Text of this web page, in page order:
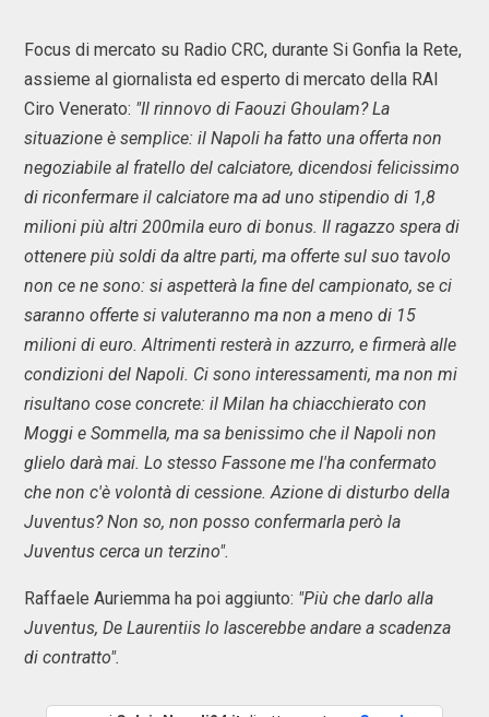
Focus di mercato su Radio CRC, durante Si Gonfia la Rete,
assieme al giornalista ed esperto di mercato della RAI
Ciro Venerato: "Il rinnovo di Faouzi Ghoulam? La
situazione è semplice: il Napoli ha fatto una offerta non
negoziabile al fratello del calciatore, dicendosi felicissimo
di riconfermare il calciatore ma ad uno stipendio di 1,8
milioni più altri 200mila euro di bonus. Il ragazzo spera di
ottenere più soldi da altre parti, ma offerte sul suo tavolo
non ce ne sono: si aspetterà la fine del campionato, se ci
saranno offerte si valuteranno ma non a meno di 15
milioni di euro. Altrimenti resterà in azzurro, e firmerà alle
condizioni del Napoli. Ci sono interessamenti, ma non mi
risultano cose concrete: il Milan ha chiacchierato con
Moggi e Sommella, ma sa benissimo che il Napoli non
glielo darà mai. Lo stesso Fassone me l'ha confermato
che non c'è volontà di cessione. Azione di disturbo della
Juventus? Non so, non posso confermarla però la
Juventus cerca un terzino".
Raffaele Auriemma ha poi aggiunto: "Più che darlo alla
Juventus, De Laurentiis lo lascerebbe andare a scadenza
di contratto".